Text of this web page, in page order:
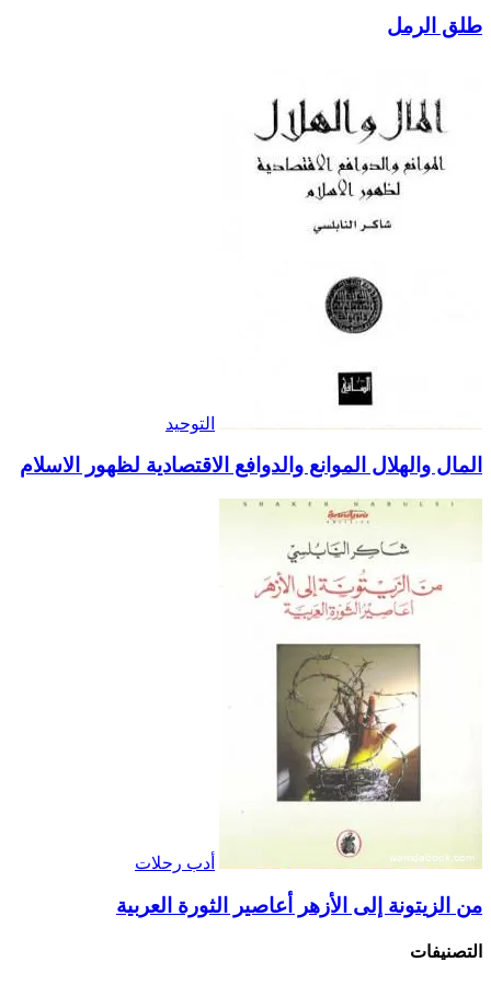
طلق الرمل
التوحيد
المال والهلال الموانع والدوافع الاقتصادية لظهور الاسلام
أدب رحلات
من الزيتونة إلى الأزهر أعاصير الثورة العربية
التصنيفات